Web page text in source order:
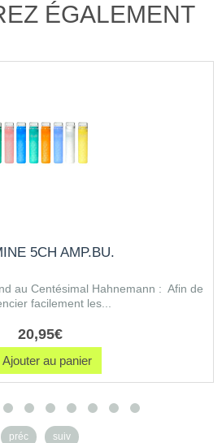
ÉGALEMENT
5CH AMP.BU.
au Centésimal Hahnemann : Afin de
facilement les...
20,95€
au panier
préc suiv